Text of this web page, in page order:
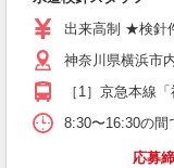
出来高制 ★検針
神奈川県横浜市
［1］京急本線
8:30〜16:30の
応募